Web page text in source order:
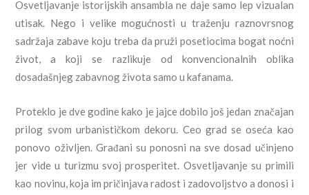
Osvetljavanje istorijskih ansambla ne daje samo lep vizualan
utisak. Nego i velike mogućnosti u traženju raznovrsnog
sadržaja zabave koju treba da pruži posetiocima bogat noćni
život, a koji se razlikuje od konvencionalnih oblika
dosadašnjeg zabavnog života samo u kafanama.
Proteklo je dve godine kako je jajce dobilo još jedan značajan
prilog svom urbanističkom dekoru. Ceo grad se oseća kao
ponovo oživljen. Građani su ponosni na sve dosad učinjeno
jer vide u turizmu svoj prosperitet. Osvetljavanje su primili
kao novinu, koja im pričinjava radost i zadovoljstvo a donosi i